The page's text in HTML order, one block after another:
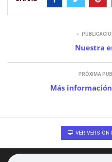
Nuestra
PRÓXIMA
Más
VER VERSIÓN